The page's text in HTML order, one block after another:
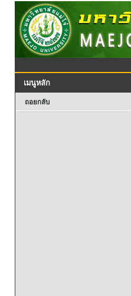
เมนูหลัก
ถอยกลับ